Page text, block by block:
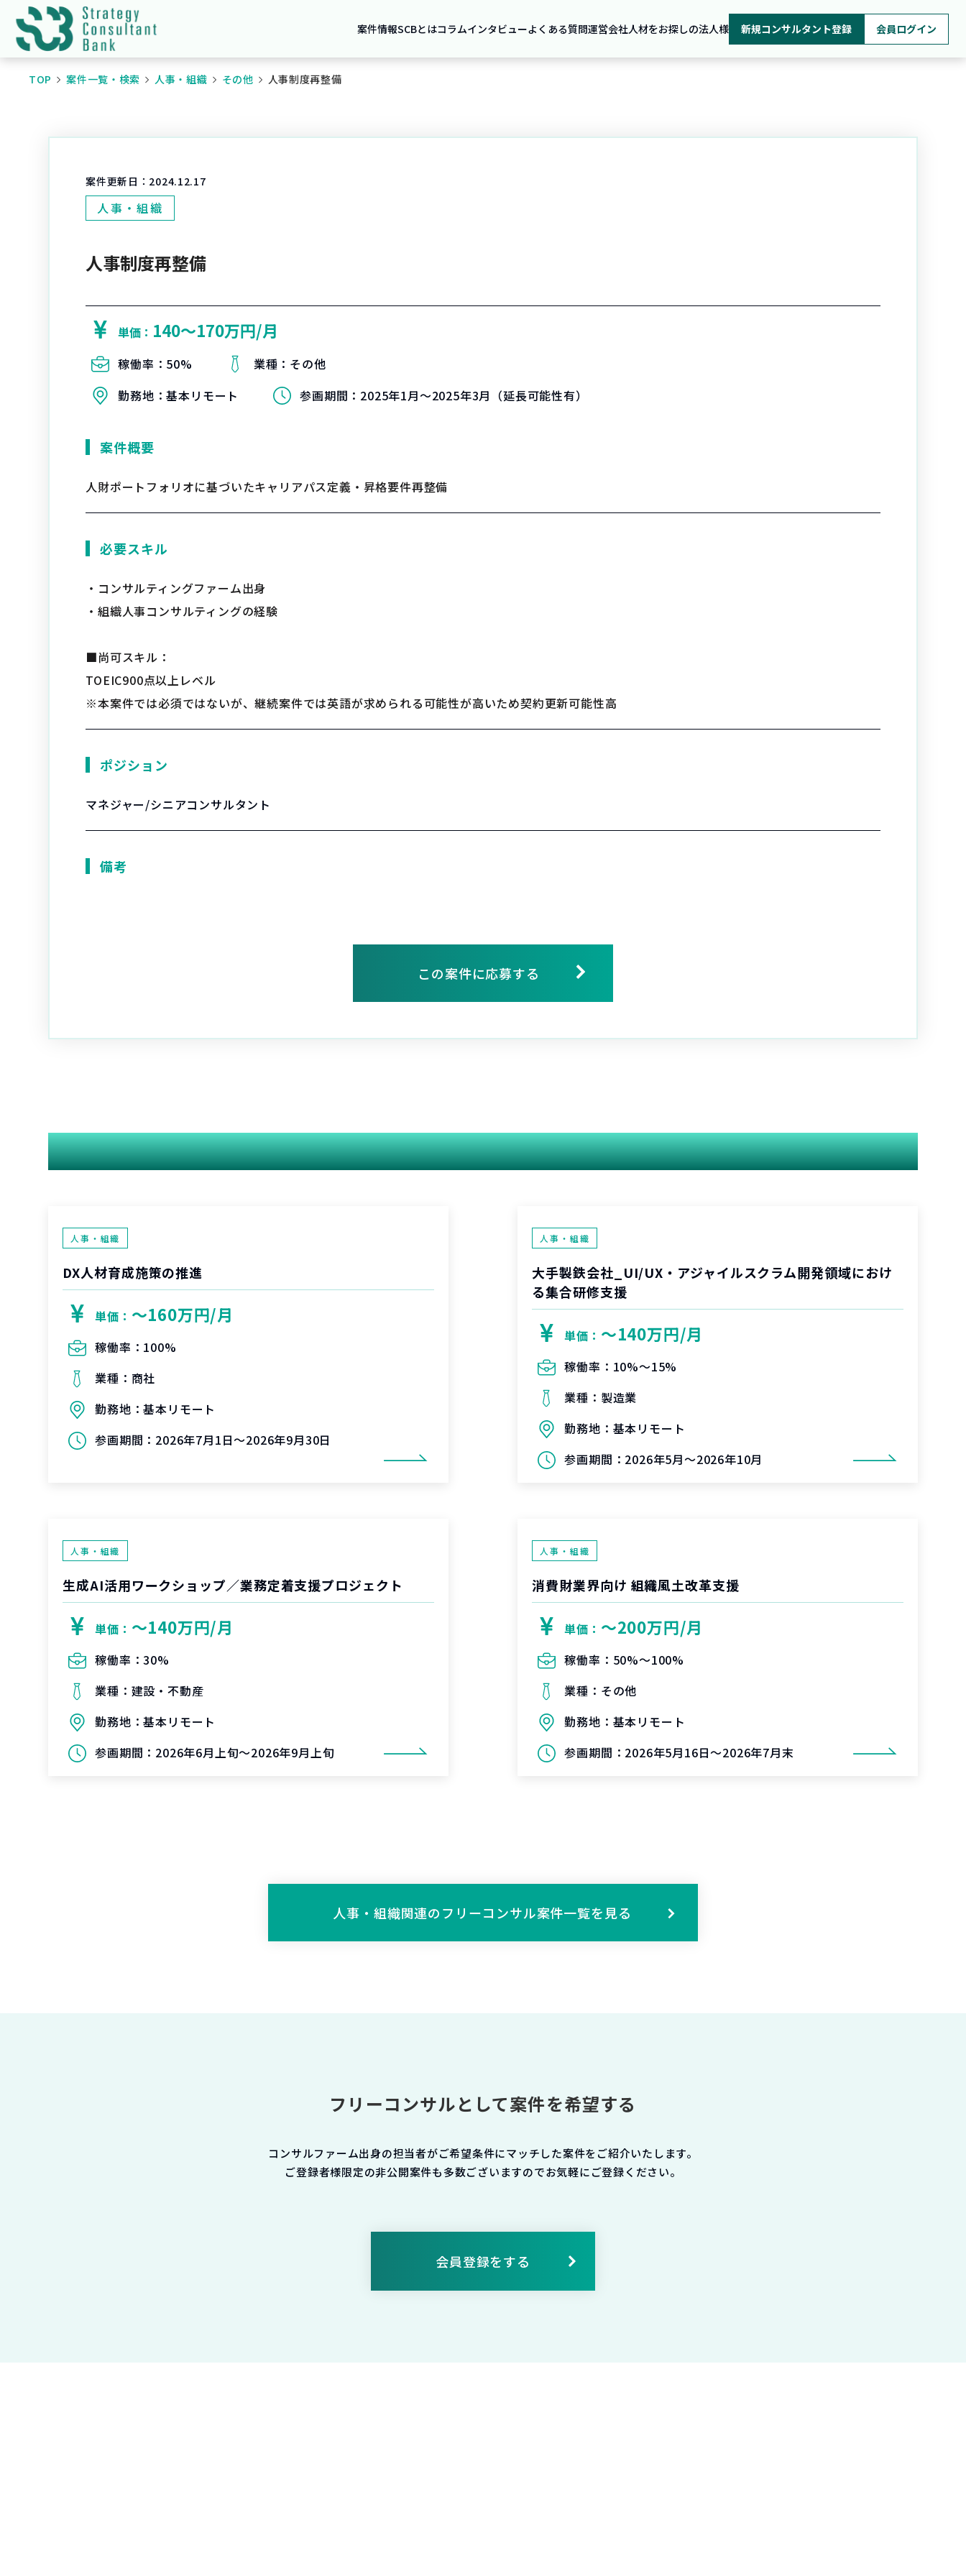
案件情報SCBとはコラムインタビューよくある質問運営会社人材をお探しの法人様 新規コンサルタント登録 会員ログイン
TOP 案件一覧・検索 人事・組織 その他 人事制度再整備
案件更新日： 2024.12.17
人事・組織
人事制度再整備
単価： 140〜170万円/月
稼働率： 50% 業種： その他
勤務地：基本リモート 参画期間： 2025年1月～2025年3月（延長可能性有）
案件概要
人財ポートフォリオに基づいたキャリアパス定義・昇格要件再整備
必要スキル
・コンサルティングファーム出身
・組織人事コンサルティングの経験
■尚可スキル：
TOEIC900点以上レベル
※本案件では必須ではないが、継続案件では英語が求められる可能性が高いため契約更新可能性高
ポジション
マネジャー/シニアコンサルタント
備考
この案件に応募する
関連する案件
人事・組織
DX人材育成施策の推進
単価： 〜160万円/月
稼働率： 100%
業種： 商社
勤務地：基本リモート
参画期間： 2026年7月1日～2026年9月30日
人事・組織
大手製鉄会社_UI/UX・アジャイルスクラム開発領域におけ
る集合研修支援
単価： 〜140万円/月
稼働率： 10%〜15%
業種： 製造業
勤務地： 基本リモート
参画期間： 2026年5月～2026年10月
人事・組織
生成AI活用ワークショップ／業務定着支援プロジェクト
単価： 〜140万円/月
稼働率：30%
業種： 建設・不動産
勤務地：基本リモート
参画期間： 2026年6月上旬～2026年9月上旬
人事・組織
消費財業界向け 組織風土改革支援
単価： 〜200万円/月
稼働率： 50%〜100%
業種： その他
勤務地： 基本リモート
参画期間： 2026年5月16日～2026年7月末
人事・組織関連のフリーコンサル案件一覧を見る
フリーコンサルとして案件を希望する
コンサルファーム出身の担当者がご希望条件にマッチした案件をご紹介いたします。
ご登録者様限定の非公開案件も多数ございますのでお気軽にご登録ください。
会員登録をする